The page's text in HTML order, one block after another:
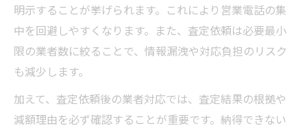
明示することが挙げられます。これにより営業電話の集
中を回避しやすくなります。また、査定依頼は必要最小
限の業者数に絞ることで、情報漏洩や対応負担のリスク
も減少します。
加えて、査定依頼後の業者対応では、査定結果の根拠や
減額理由を必ず確認することが重要です。納得できない